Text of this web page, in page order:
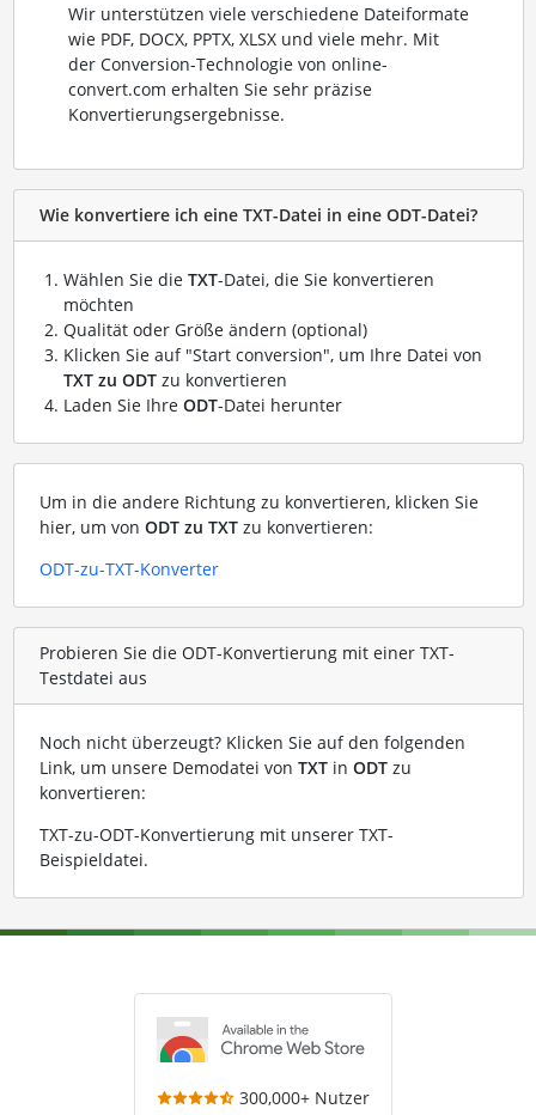
Wir unterstützen viele verschiedene Dateiformate
wie PDF, DOCX, PPTX, XLSX und viele mehr. Mit
der Conversion-Technologie von online-
convert.com erhalten Sie sehr präzise
Konvertierungsergebnisse.
Wie konvertiere ich eine TXT-Datei in eine ODT-Datei?
Wählen Sie die TXT-Datei, die Sie konvertieren
möchten
Qualität oder Größe ändern (optional)
Klicken Sie auf "Start conversion", um Ihre Datei von
TXT zu ODTzu konvertieren
Laden Sie Ihre ODT-Datei herunter
Um in die andere Richtung zu konvertieren, klicken Sie
hier, um von ODT zu TXTzu konvertieren:
ODT-zu-TXT-Konverter
Probieren Sie die ODT-Konvertierung mit einer TXT-
Testdatei aus
Noch nicht überzeugt? Klicken Sie auf den folgenden
Link, um unsere Demodatei von TXTin ODTzu
konvertieren:
TXT-zu-ODT-Konvertierung mit unserer TXT-
Beispieldatei.
300,000+ Nutzer